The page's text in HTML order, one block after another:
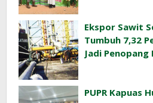
Ekspor Sawit
Tumbuh 7,32
Jadi
PUPR Kapuas